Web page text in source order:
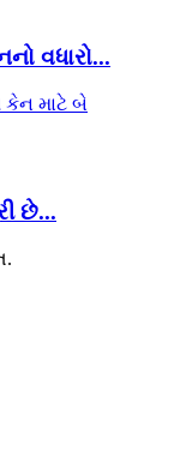
વધારો...
છે...